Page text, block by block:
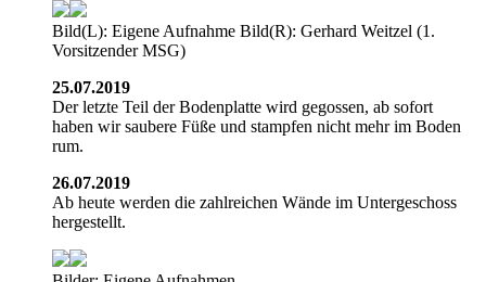
Bild(L): Eigene Aufnahme Bild(R): Gerhard Weitzel (1.
Vorsitzender MSG)
25.07.2019
Der letzte Teil der Bodenplatte wird gegossen, ab sofort
haben wir saubere Füße und stampfen nicht mehr im Boden
rum.
26.07.2019
Ab heute werden die zahlreichen Wände im Untergeschoss
hergestellt.